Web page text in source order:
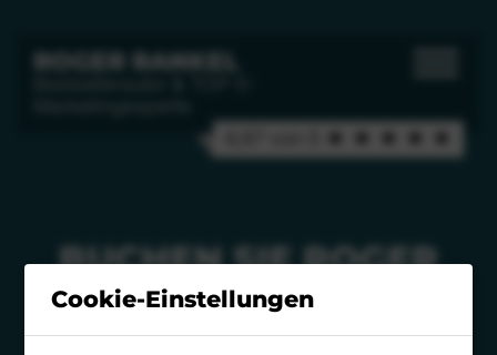
Cookie-Einstellungen
ROGER RANKEL
BUCHEN SIE ROGER
RANKEL …